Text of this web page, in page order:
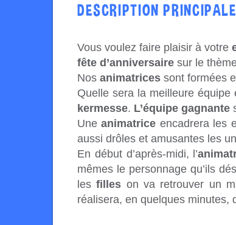
DESCRIPTION
Vous voulez faire plaisir à votre
fête d’anniversaire sur le
Nos animatrices sont formées
Quelle sera la meilleure
kermesse. L’équipe gagnante
Uneanimatrice encadrera les
aussi drôles et amusantes les
En début d’après-midi, l’
mêmes le personnage qu’ils
lesfilles on va retrouver un
réalisera, en quelques minutes,